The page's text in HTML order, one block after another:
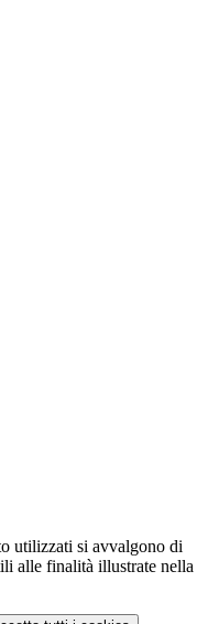
utilizzati si avvalgono di
alle finalità illustrate nella